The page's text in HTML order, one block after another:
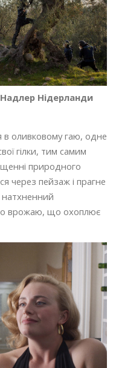
Нідерланди
в оливковому гаю, одне
гілки, тим самим
природного
через пейзаж і прагне
врожаю, що охоплює